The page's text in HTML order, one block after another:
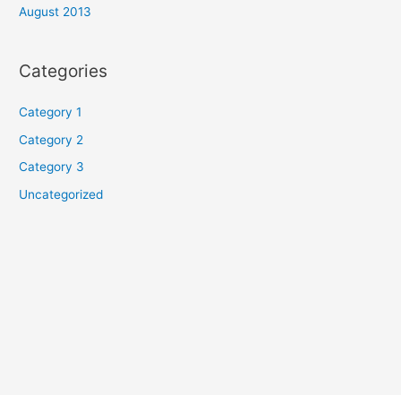
August 2013
Categories
Category 1
Category 2
Category 3
Uncategorized